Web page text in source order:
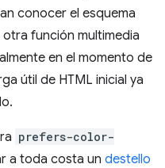
conocer el esquema
función multimedia
en el momento de
útil de HTML inicial ya
prefers-color-
a toda costa un destello